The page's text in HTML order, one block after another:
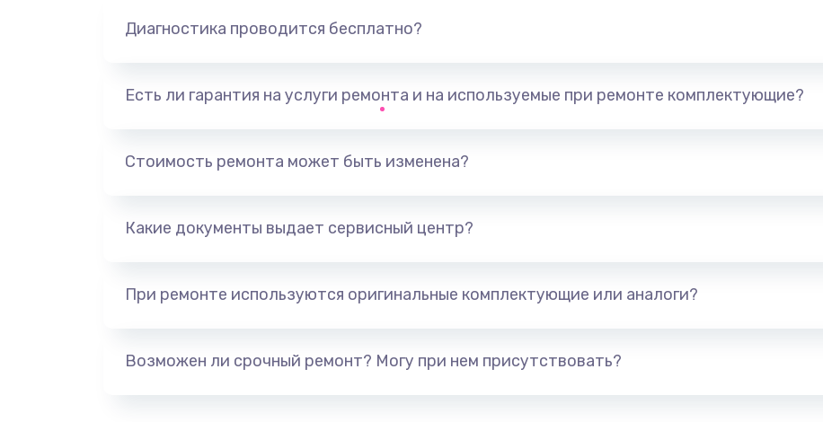
Диагностика проводится бесплатно?
Есть ли гарантия на услуги ремонта и на используемые при ремонте комплектующие?
Стоимость ремонта может быть изменена?
Какие документы выдает сервисный центр?
При ремонте используются оригинальные комплектующие или аналоги?
Возможен ли срочный ремонт? Могу при нем присутствовать?